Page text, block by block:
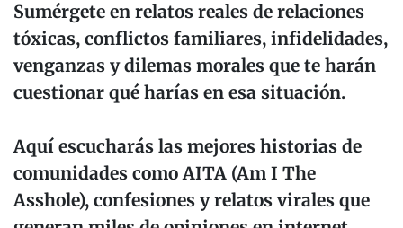
Sumérgete en relatos reales de relaciones
tóxicas, conflictos familiares, infidelidades,
venganzas y dilemas morales que te harán
cuestionar qué harías en esa situación.
Aquí escucharás las mejores historias de
comunidades como AITA (Am I The
Asshole), confesiones y relatos virales que